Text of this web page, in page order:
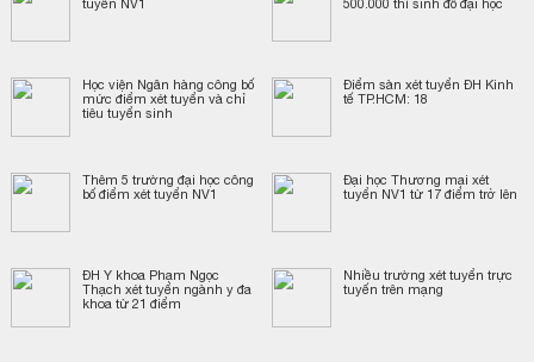
tuyển NV1
500.000 thí sinh đỗ đại học
Học viện Ngân hàng công bố
mức điểm xét tuyển và chỉ
tiêu tuyển sinh
​Điểm sàn xét tuyển ĐH Kinh
tế TP.HCM: 18
Thêm 5 trường đại học công
bố điểm xét tuyển NV1
Đại học Thương mại xét
tuyển NV1 từ 17 điểm trở lên
ĐH Y khoa Phạm Ngọc
Thạch xét tuyển ngành y đa
khoa từ 21 điểm
Nhiều trường xét tuyển trực
tuyến trên mạng